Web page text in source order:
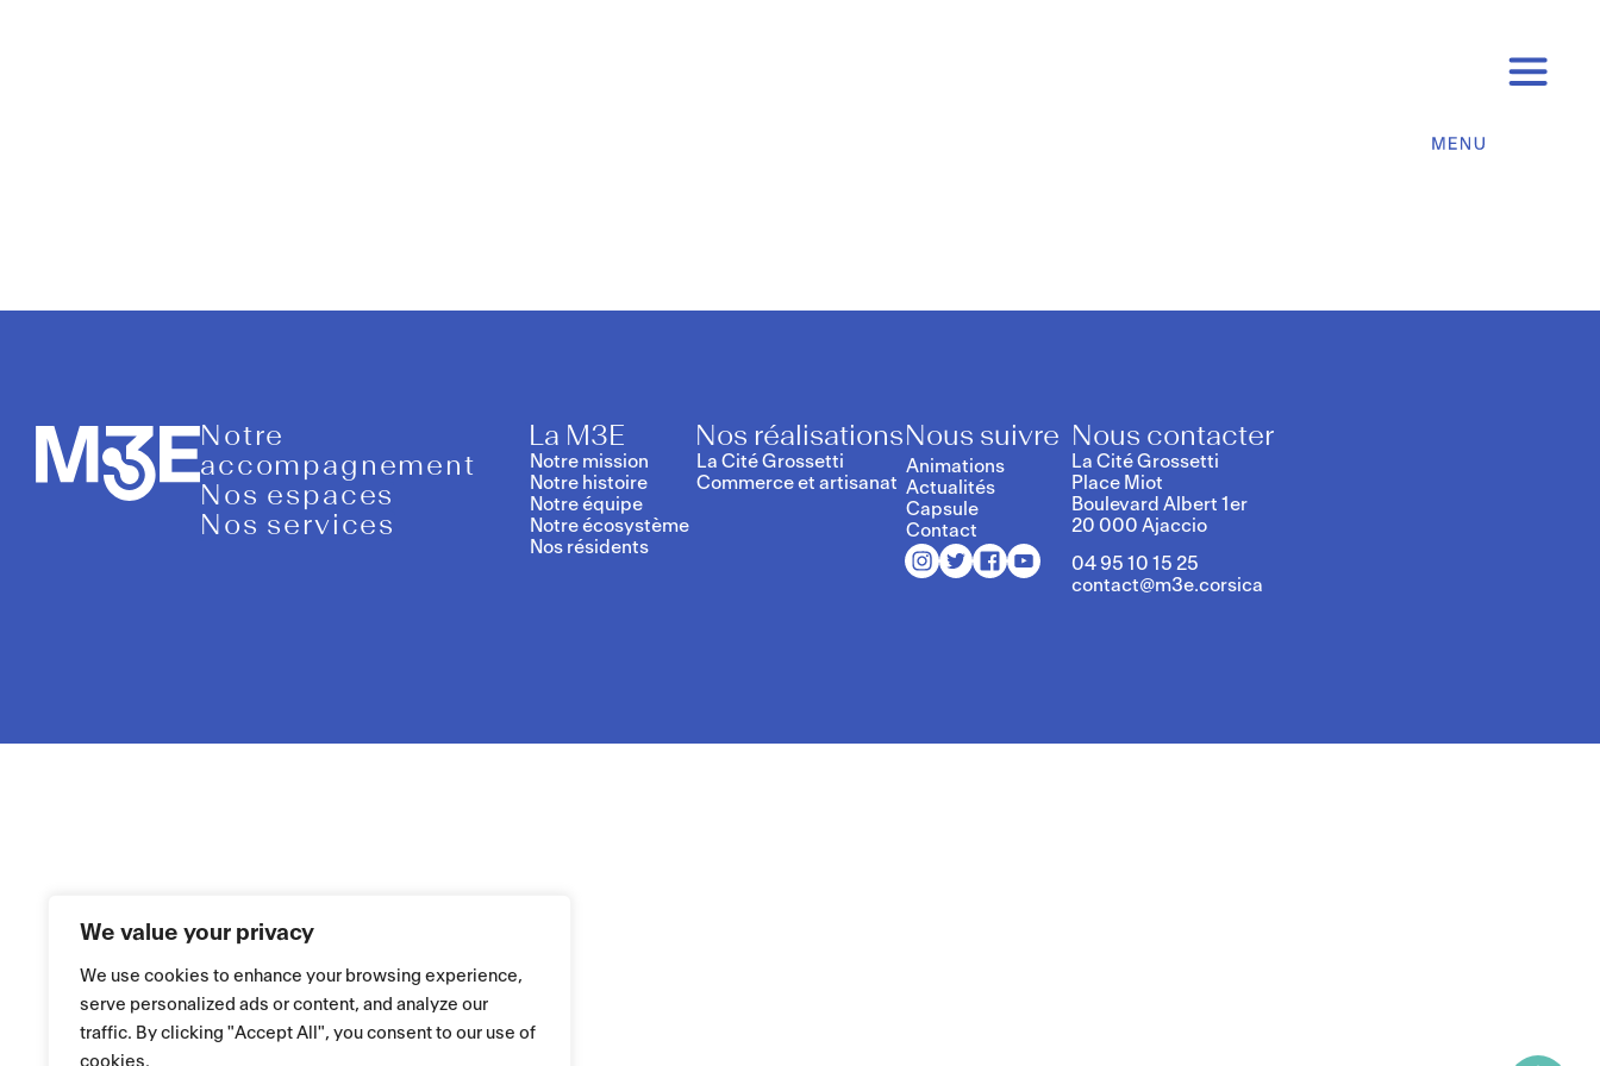
We value your privacy
We use cookies to enhance your browsing experience,
serve personalized ads or content, and analyze our
traffic. By clicking "Accept All", you consent to our use of
Notre
accompagnement
Nos espaces
Nos services
La M3E
Notre mission
Notre histoire
Notre équipe
Notre écosystème
Nos résidents
Nos réalisations
La Cité Grossetti
Commerce et artisanat
Nous suivre
Animations
Actualités
Capsule
Contact
Nous contacter
La Cité Grossetti
Place Miot
Boulevard Albert 1er
20 000 Ajaccio
04 95 10 15 25
contact@m3e.corsica